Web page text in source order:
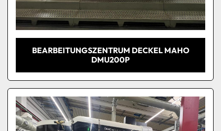
BEARBEITUNGSZENTRUM DECKEL MAHO
DMU200P